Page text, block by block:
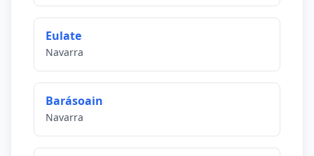
Eulate
Navarra
Barásoain
Navarra